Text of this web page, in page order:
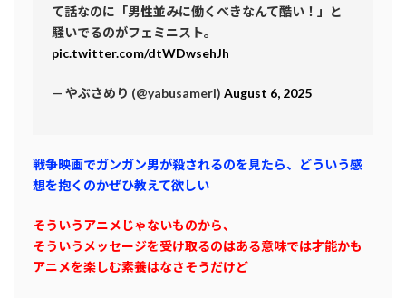
て話なのに「男性並みに働くべきなんて酷い！」と
騒いでるのがフェミニスト。
pic.twitter.com/dtWDwsehJh
— やぶさめり (@yabusameri) August 6, 2025
戦争映画でガンガン男が殺されるのを見たら、どういう感
想を抱くのかぜひ教えて欲しい
そういうアニメじゃないものから、
そういうメッセージを受け取るのはある意味では才能かも
アニメを楽しむ素養はなさそうだけど